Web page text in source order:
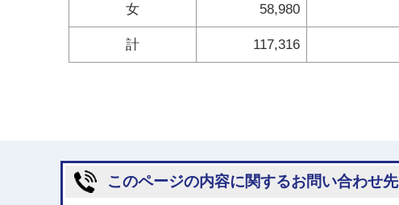
女 58,980
計 117,316
このページの内容に関するお問い合わせ先